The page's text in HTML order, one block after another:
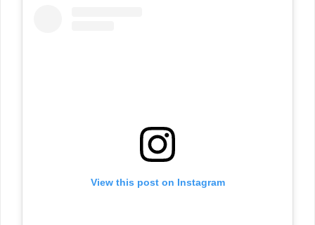
View this post on Instagram